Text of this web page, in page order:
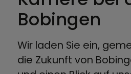
Kultur & Freizeit
Wirtschaft &
Stadtwerke
Bobingen
Wir laden Sie ein,
die Zukunft von